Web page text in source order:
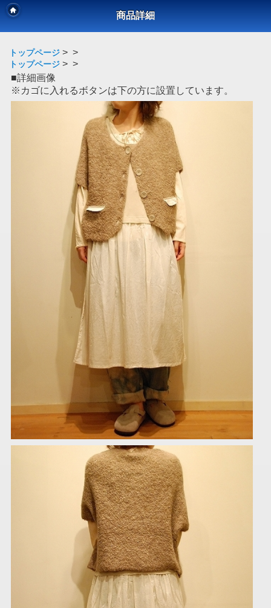
商品詳細
トップページ > >
トップページ > >
■詳細画像
※カゴに入れるボタンは下の方に設置しています。